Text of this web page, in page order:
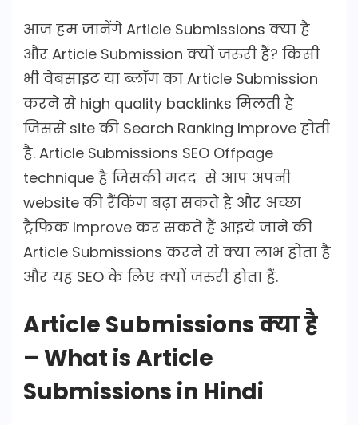
आज हम जानेंगे Article Submissions क्या हैं
और Article Submission क्यों जरुरी हैं? किसी
भी वेबसाइट या ब्लॉग का Article Submission
करने से high quality backlinks मिलती है
जिससे site की Search Ranking Improve होती
है. Article Submissions SEO Offpage
technique है जिसकी मदद से आप अपनी
website की रैंकिंग बढ़ा सकते है और अच्छा
ट्रैफिक Improve कर सकते हैं आइये जाने की
Article Submissions करने से क्या लाभ होता है
और यह SEO के लिए क्यों जरुरी होता हैं.
Article Submissions क्या है
– What is Article
Submissions in Hindi